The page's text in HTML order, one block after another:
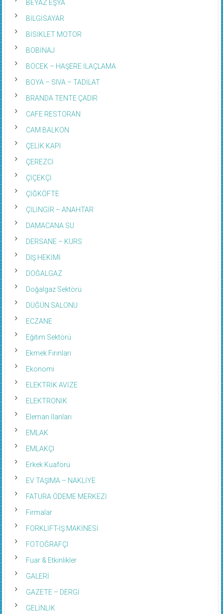
BEYAZ EŞYA
BİLGİSAYAR
BİSİKLET MOTOR
BOBİNAJ
BÖCEK – HAŞERE İLAÇLAMA
BOYA – SIVA – TADİLAT
BRANDA TENTE ÇADIR
CAFE RESTORAN
CAM BALKON
ÇELİK KAPI
ÇEREZCİ
ÇİÇEKÇİ
ÇİĞKÖFTE
ÇİLİNGİR – ANAHTAR
DAMACANA SU
DERSANE – KURS
DIŞ HEKİMİ
DOĞALGAZ
Doğalgaz Sektörü
DÜĞÜN SALONU
ECZANE
Eğitim Sektörü
Ekmek Fırınları
Ekonomi
ELEKTRİK AVİZE
ELEKTRONİK
Eleman İlanları
EMLAK
EMLAKÇI
Erkek Kuaförü
EV TAŞIMA – NAKLİYE
FATURA ÖDEME MERKEZİ
Firmalar
FORKLİFT-İŞ MAKİNESİ
FOTOĞRAFÇI
Fuar & Etkinlikler
GALERİ
GAZETE – DERGİ
GELİNLİK